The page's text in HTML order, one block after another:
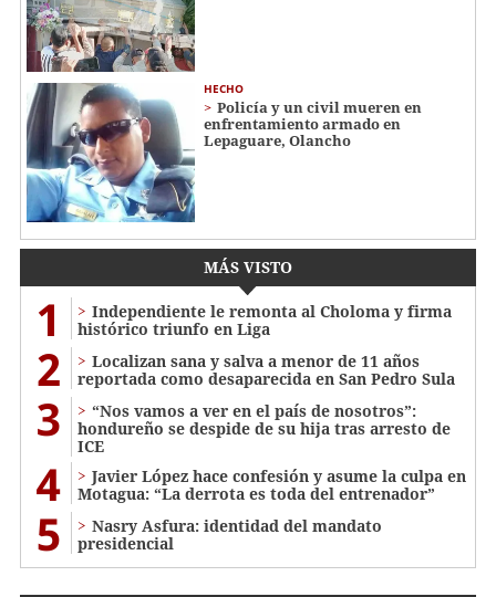
HECHO
Policía y un civil mueren en
enfrentamiento armado en
Lepaguare, Olancho
MÁS VISTO
1
Independiente le remonta al Choloma y firma
histórico triunfo en Liga
2
Localizan sana y salva a menor de 11 años
reportada como desaparecida en San Pedro Sula
3
“Nos vamos a ver en el país de nosotros”:
hondureño se despide de su hija tras arresto de
ICE
4
Javier López hace confesión y asume la culpa en
Motagua: “La derrota es toda del entrenador”
5
Nasry Asfura: identidad del mandato
presidencial